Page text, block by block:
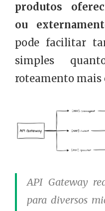
produtos
ou
pode facilitar
simples
roteamento mais
API Gateway
para diversos